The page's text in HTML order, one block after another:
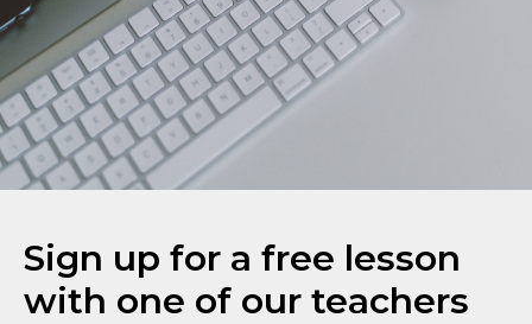
Sign up for a free lesson
with one of our teachers